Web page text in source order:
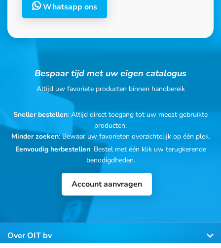
Whatsapp ons
Bespaar tijd met uw eigen catalogus
Altijd uw favoriete producten binnen handbereik
Sneller bestellen: Altijd direct toegang tot uw meest gebruikte
producten.
Minder zoeken: Bewaar uw favorieten overzichtelijk op één plek.
Eenvoudig herbestellen: Bestel met één klik uw terugkerende
benodigdheden.
Account aanvragen
Over OIT bv